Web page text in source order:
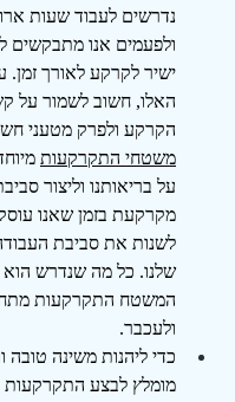
נדרשים לעבוד שעות
ולפעמים אנו מתבקשים
ישיר לקרקע לאורך זמן.
האלו, חשוב לשמור על
הקרקע ולפרק מטעני
משטחי התקרקעות
על בריאותנו וליצור
מקרקעת בזמן שאנו
לשנות את סביבת
שלנו. כל מה שנדרש
המשטח התקרקעות
ולעכבר.
כדי ליהנות משינה טובה
מומלץ לבצע התקרקעות